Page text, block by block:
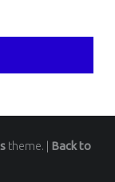
theme.
Back to